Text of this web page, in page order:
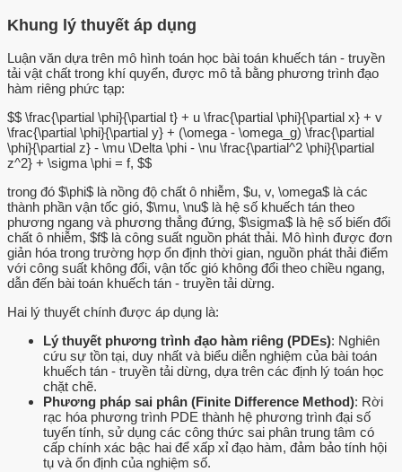
Khung lý thuyết áp dụng
Luận văn dựa trên mô hình toán học bài toán khuếch tán - truyền
tải vật chất trong khí quyển, được mô tả bằng phương trình đạo
hàm riêng phức tạp:
$$ \frac{\partial \phi}{\partial t} + u \frac{\partial \phi}{\partial x} + v
\frac{\partial \phi}{\partial y} + (\omega - \omega_g) \frac{\partial
\phi}{\partial z} - \mu \Delta \phi - \nu \frac{\partial^2 \phi}{\partial
z^2} + \sigma \phi = f, $$
trong đó $\phi$ là nồng độ chất ô nhiễm, $u, v, \omega$ là các
thành phần vận tốc gió, $\mu, \nu$ là hệ số khuếch tán theo
phương ngang và phương thẳng đứng, $\sigma$ là hệ số biến đổi
chất ô nhiễm, $f$ là công suất nguồn phát thải. Mô hình được đơn
giản hóa trong trường hợp ổn định thời gian, nguồn phát thải điểm
với công suất không đổi, vận tốc gió không đổi theo chiều ngang,
dẫn đến bài toán khuếch tán - truyền tải dừng.
Hai lý thuyết chính được áp dụng là:
Lý thuyết phương trình đạo hàm riêng (PDEs): Nghiên
cứu sự tồn tại, duy nhất và biểu diễn nghiệm của bài toán
khuếch tán - truyền tải dừng, dựa trên các định lý toán học
chặt chẽ.
Phương pháp sai phân (Finite Difference Method): Rời
rạc hóa phương trình PDE thành hệ phương trình đại số
tuyến tính, sử dụng các công thức sai phân trung tâm có
cấp chính xác bậc hai để xấp xỉ đạo hàm, đảm bảo tính hội
tụ và ổn định của nghiệm số.